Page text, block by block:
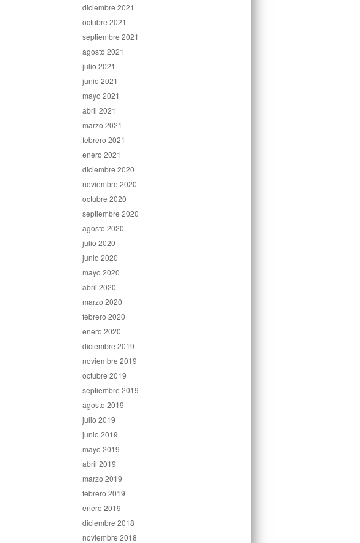
diciembre 2021
octubre 2021
septiembre 2021
agosto 2021
julio 2021
junio 2021
mayo 2021
abril 2021
marzo 2021
febrero 2021
enero 2021
diciembre 2020
noviembre 2020
octubre 2020
septiembre 2020
agosto 2020
julio 2020
junio 2020
mayo 2020
abril 2020
marzo 2020
febrero 2020
enero 2020
diciembre 2019
noviembre 2019
octubre 2019
septiembre 2019
agosto 2019
julio 2019
junio 2019
mayo 2019
abril 2019
marzo 2019
febrero 2019
enero 2019
diciembre 2018
noviembre 2018